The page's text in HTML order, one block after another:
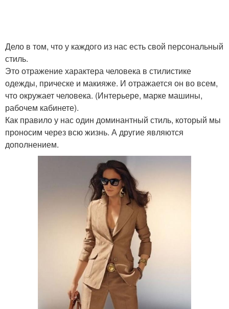
Дело в том, что у каждого из нас есть свой персональный
стиль.
Это отражение характера человека в стилистике
одежды, прическе и макияже. И отражается он во всем,
что окружает человека. (Интерьере, марке машины,
рабочем кабинете).
Как правило у нас один доминантный стиль, который мы
проносим через всю жизнь. А другие являются
дополнением.